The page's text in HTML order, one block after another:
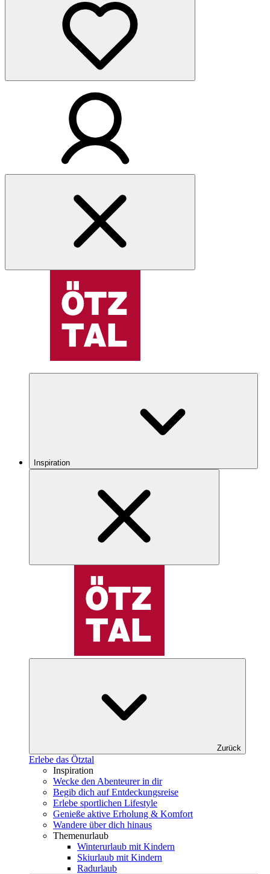
Inspiration
Zurück
Erlebe das Ötztal
Inspiration
Wecke den Abenteurer in dir
Begib dich auf Entdeckungsreise
Erlebe sportlichen Lifestyle
Genieße aktive Erholung & Komfort
Wandere über dich hinaus
Themenurlaub
Winterurlaub mit Kindern
Skiurlaub mit Kindern
Radurlaub